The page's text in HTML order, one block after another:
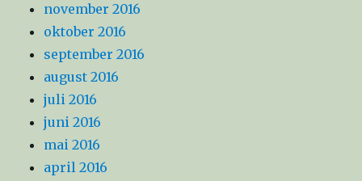
november 2016
oktober 2016
september 2016
august 2016
juli 2016
juni 2016
mai 2016
april 2016